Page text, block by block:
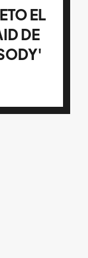
EL
DE